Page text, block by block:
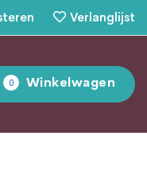
Verlanglijst
0 Winkelwagen